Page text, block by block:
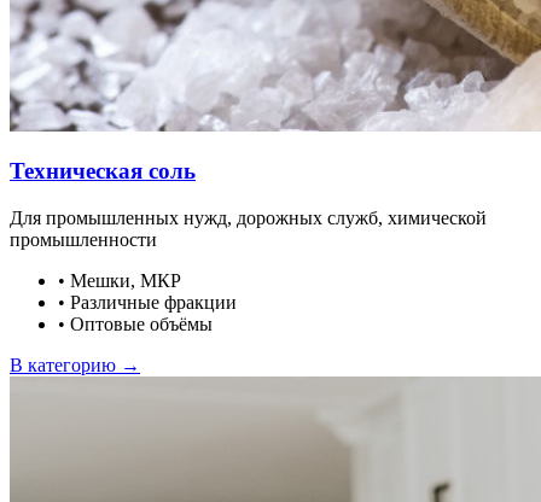
Техническая соль
Для промышленных нужд, дорожных служб, химической
промышленности
• Мешки, МКР
• Различные фракции
• Оптовые объёмы
В категорию →